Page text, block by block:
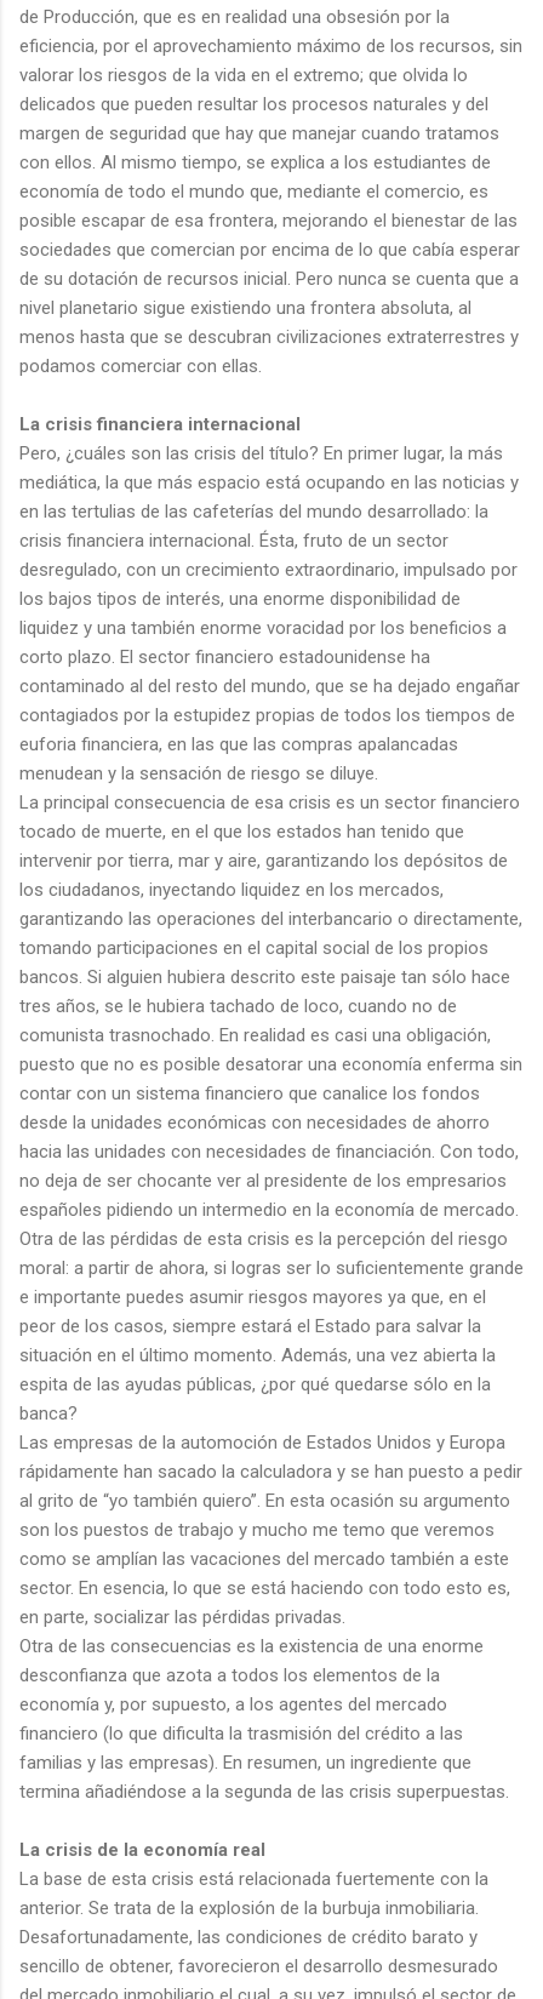
de Producción, que es en realidad una obsesión por la
eficiencia, por el aprovechamiento máximo de los recursos, sin
valorar los riesgos de la vida en el extremo; que olvida lo
delicados que pueden resultar los procesos naturales y del
margen de seguridad que hay que manejar cuando tratamos
con ellos. Al mismo tiempo, se explica a los estudiantes de
economía de todo el mundo que, mediante el comercio, es
posible escapar de esa frontera, mejorando el bienestar de las
sociedades que comercian por encima de lo que cabía esperar
de su dotación de recursos inicial. Pero nunca se cuenta que a
nivel planetario sigue existiendo una frontera absoluta, al
menos hasta que se descubran civilizaciones extraterrestres y
podamos comerciar con ellas.
La crisis financiera internacional
Pero, ¿cuáles son las crisis del título? En primer lugar, la más
mediática, la que más espacio está ocupando en las noticias y
en las tertulias de las cafeterías del mundo desarrollado: la
crisis financiera internacional. Ésta, fruto de un sector
desregulado, con un crecimiento extraordinario, impulsado por
los bajos tipos de interés, una enorme disponibilidad de
liquidez y una también enorme voracidad por los beneficios a
corto plazo. El sector financiero estadounidense ha
contaminado al del resto del mundo, que se ha dejado engañar
contagiados por la estupidez propias de todos los tiempos de
euforia financiera, en las que las compras apalancadas
menudean y la sensación de riesgo se diluye.
La principal consecuencia de esa crisis es un sector financiero
tocado de muerte, en el que los estados han tenido que
intervenir por tierra, mar y aire, garantizando los depósitos de
los ciudadanos, inyectando liquidez en los mercados,
garantizando las operaciones del interbancario o directamente,
tomando participaciones en el capital social de los propios
bancos. Si alguien hubiera descrito este paisaje tan sólo hace
tres años, se le hubiera tachado de loco, cuando no de
comunista trasnochado. En realidad es casi una obligación,
puesto que no es posible desatorar una economía enferma sin
contar con un sistema financiero que canalice los fondos
desde la unidades económicas con necesidades de ahorro
hacia las unidades con necesidades de financiación. Con todo,
no deja de ser chocante ver al presidente de los empresarios
españoles pidiendo un intermedio en la economía de mercado.
Otra de las pérdidas de esta crisis es la percepción del riesgo
moral: a partir de ahora, si logras ser lo suficientemente grande
e importante puedes asumir riesgos mayores ya que, en el
peor de los casos, siempre estará el Estado para salvar la
situación en el último momento. Además, una vez abierta la
espita de las ayudas públicas, ¿por qué quedarse sólo en la
banca?
Las empresas de la automoción de Estados Unidos y Europa
rápidamente han sacado la calculadora y se han puesto a pedir
al grito de “yo también quiero”. En esta ocasión su argumento
son los puestos de trabajo y mucho me temo que veremos
como se amplían las vacaciones del mercado también a este
sector. En esencia, lo que se está haciendo con todo esto es,
en parte, socializar las pérdidas privadas.
Otra de las consecuencias es la existencia de una enorme
desconfianza que azota a todos los elementos de la
economía y, por supuesto, a los agentes del mercado
financiero (lo que dificulta la trasmisión del crédito a las
familias y las empresas). En resumen, un ingrediente que
termina añadiéndose a la segunda de las crisis superpuestas.
La crisis de la economía real
La base de esta crisis está relacionada fuertemente con la
anterior. Se trata de la explosión de la burbuja inmobiliaria.
Desafortunadamente, las condiciones de crédito barato y
sencillo de obtener, favorecieron el desarrollo desmesurado